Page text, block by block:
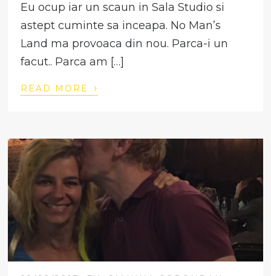
Eu ocup iar un scaun in Sala Studio si
astept cuminte sa inceapa. No Man’s
Land ma provoaca din nou. Parca-i un
facut.. Parca am […]
READ MORE ›